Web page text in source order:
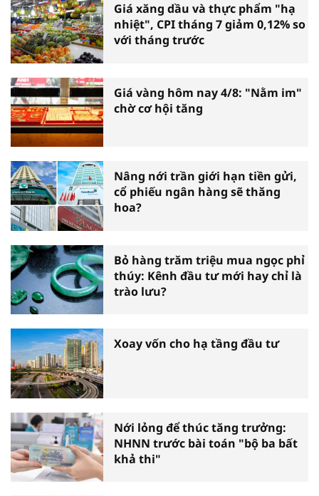
Giá xăng dầu và thực phẩm "hạ
nhiệt", CPI tháng 7 giảm 0,12% so
với tháng trước
Giá vàng hôm nay 4/8: "Nằm im"
chờ cơ hội tăng
Nâng nới trần giới hạn tiền gửi,
cổ phiếu ngân hàng sẽ thăng
hoa?
Bỏ hàng trăm triệu mua ngọc phỉ
thúy: Kênh đầu tư mới hay chỉ là
trào lưu?
Xoay vốn cho hạ tầng đầu tư
Nới lỏng để thúc tăng trưởng:
NHNN trước bài toán "bộ ba bất
khả thi"